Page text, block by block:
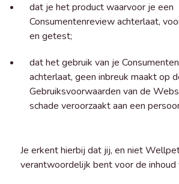
dat je het product waarvoor je een
Consumentenreview achterlaat,
en getest;
dat het gebruik van je
achterlaat, geen inbreuk maakt op
Gebruiksvoorwaarden van de
schade veroorzaakt aan een
Je erkent hierbij dat jij, en niet
verantwoordelijk bent voor de inhoud